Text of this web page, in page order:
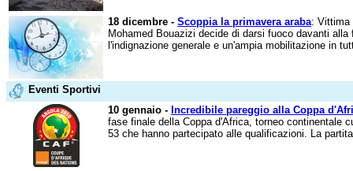
18 dicembre - Scoppia la primavera araba: Vittima
Mohamed Bouazizi decide di darsi fuoco davanti
l'indignazione generale e un'ampia mobilitazione in
Eventi Sportivi
10 gennaio - Incredibile pareggio alla Coppa
fase finale della Coppa d'Africa, torneo continentale
53 che hanno partecipato alle qualificazioni. La